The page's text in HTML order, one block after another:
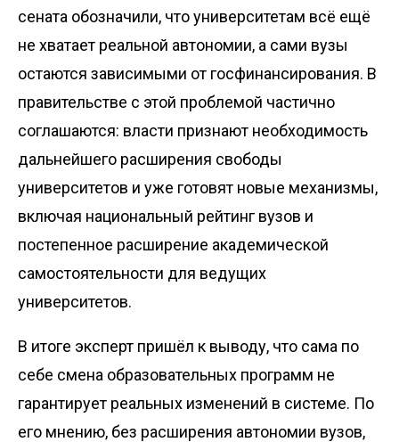
сената обозначили, что университетам всё ещё
не хватает реальной автономии, а сами вузы
остаются зависимыми от госфинансирования. В
правительстве с этой проблемой частично
соглашаются: власти признают необходимость
дальнейшего расширения свободы
университетов и уже готовят новые механизмы,
включая национальный рейтинг вузов и
постепенное расширение академической
самостоятельности для ведущих
университетов.
В итоге эксперт пришёл к выводу, что сама по
себе смена образовательных программ не
гарантирует реальных изменений в системе. По
его мнению, без расширения автономии вузов,